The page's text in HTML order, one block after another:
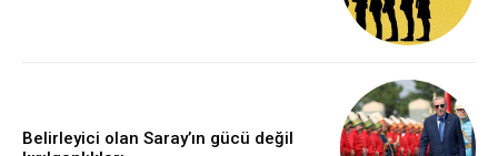
Belirleyici olan Saray’ın gücü değil